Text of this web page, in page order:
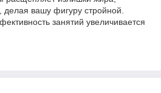
вашу фигуру стройной.
занятий увеличивается